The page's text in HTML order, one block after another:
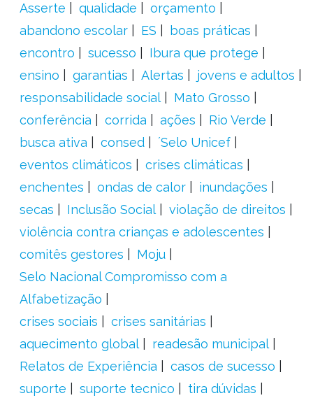
Asserte
qualidade
orçamento
abandono escolar
ES
boas práticas
encontro
sucesso
Ibura que protege
ensino
garantias Alertas
jovens e adultos
responsabilidade social
Mato Grosso
conferência
corrida ações
Rio Verde
busca ativa
consed
´Selo Unicef
eventos climáticos
crises climáticas
enchentes
ondas de calor
inundações
secas
Inclusão Social
violação de direitos
violência contra crianças e adolescentes
comitês gestores
Moju
Selo Nacional Compromisso com a
Alfabetização
crises sociais
crises sanitárias
aquecimento global
readesão municipal
Relatos de Experiência
casos de sucesso
suporte
suporte tecnico
tira dúvidas